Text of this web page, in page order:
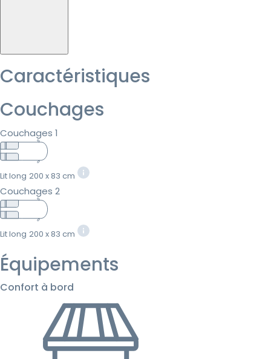
Caractéristiques
Couchages
Couchages 1
Lit long 200 x 83 cm
Couchages 2
Lit long 200 x 83 cm
Équipements
Confort à bord